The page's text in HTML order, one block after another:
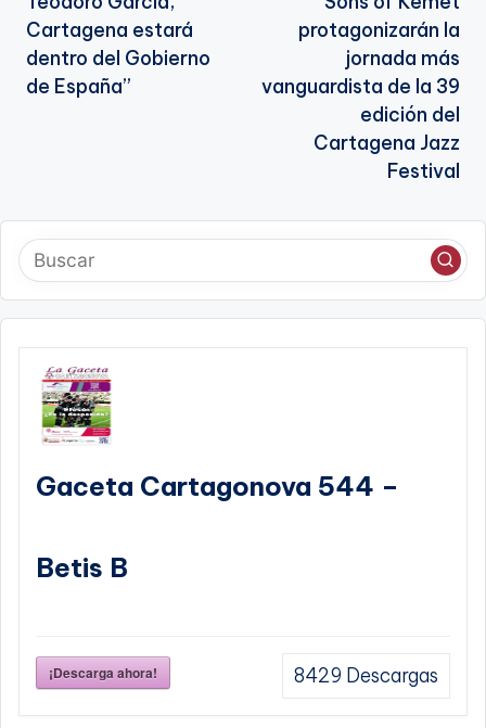
entradas
Cartagena estará
dentro del Gobierno
de España”
protagonizarán la
jornada más
vanguardista de la 39
edición del
Cartagena Jazz
Festival
Gaceta Cartagonova 544 –
Betis B
¡Descarga ahora! 8429 Descargas